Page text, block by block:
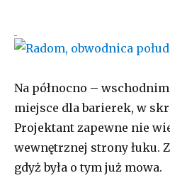
Na północno –
miejsce dla barierek, w
Projektant zapewne nie
wewnętrznej strony łuku.
gdyż była o tym już mowa.